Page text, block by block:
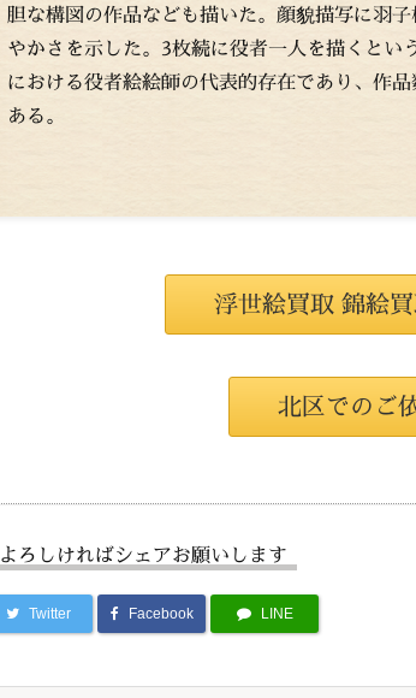
胆な構図の作品なども描いた。顔貌描写に羽
やかさを示した。3枚続に役者一人を描くと
における役者絵絵師の代表的存在であり、作
ある。
浮世絵買取 錦絵
北区でのご
よろしければシェアお願いします
Twitter Facebook LINE